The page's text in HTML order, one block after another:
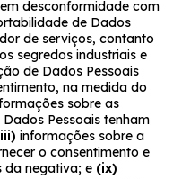
desconformidade com
de Dados
de serviços, contanto
segredos industriais e
de Dados Pessoais
na medida do
sobre as
Pessoais tenham
informações sobre a
o consentimento e
da negativa; e (ix)